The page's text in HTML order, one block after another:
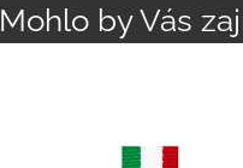
Mohlo by Vás